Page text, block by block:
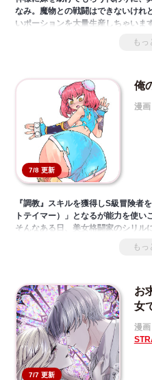
なみ。魔物との戦闘はできないけれ
いポーションを大量生産しちゃいま
なみだけれども、この世界にはど
「小説家になろう」発のんびりなの
もっ
7/8 更新
俺
漫画
『調教』スキルを獲得しS級冒険者
トテイマー）」となるが能力を使い
そんなある日、美女格闘家のシリル
途中、深層のモンスターと遭遇し万
もっ
7/7 更新
お
女
漫画